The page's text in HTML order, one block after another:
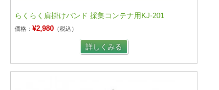
らくらく肩掛けバンド 採集コンテナ用KJ-201
価格：¥2,980 （税込）
詳しくみる